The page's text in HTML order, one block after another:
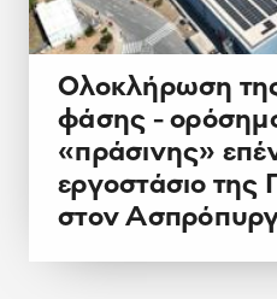
Ολοκλήρωση
φάσης -
«πράσινης»
εργοστάσιο της
στον